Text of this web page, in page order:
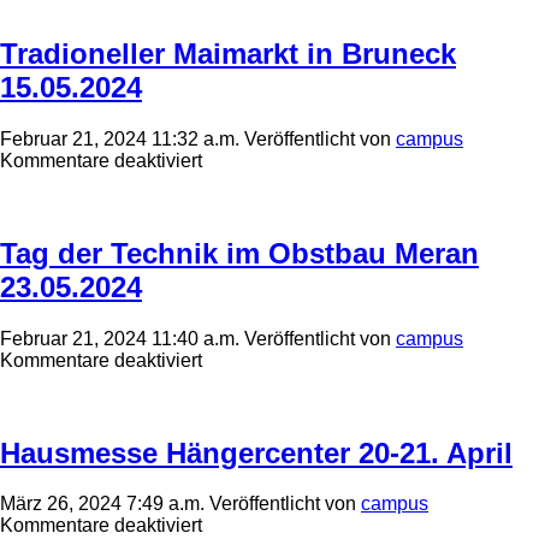
05.
Mai
Tradioneller Maimarkt in Bruneck
15.05.2024
Februar 21, 2024 11:32 a.m. Veröffentlicht von campus
Kommentare deaktiviertfür
Bruneck
15.05.2024
Tag der Technik im Obstbau Meran
23.05.2024
Februar 21, 2024 11:40 a.m. Veröffentlicht von campus
Kommentare deaktiviertfür
im
Obstbau
23.05.2024
Hausmesse Hängercenter 20-21. April
März 26, 2024 7:49 a.m. Veröffentlicht von campus
Kommentare deaktiviertfür